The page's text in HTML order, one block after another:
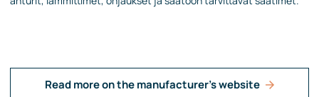
Read more on the manufacturer's website